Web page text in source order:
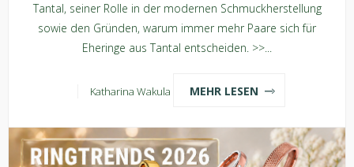
Tantal, seiner Rolle in der modernen Schmuckherstellung
sowie den Gründen, warum immer mehr Paare sich für
Eheringe aus Tantal entscheiden. >>...
Katharina Wakula MEHR LESEN